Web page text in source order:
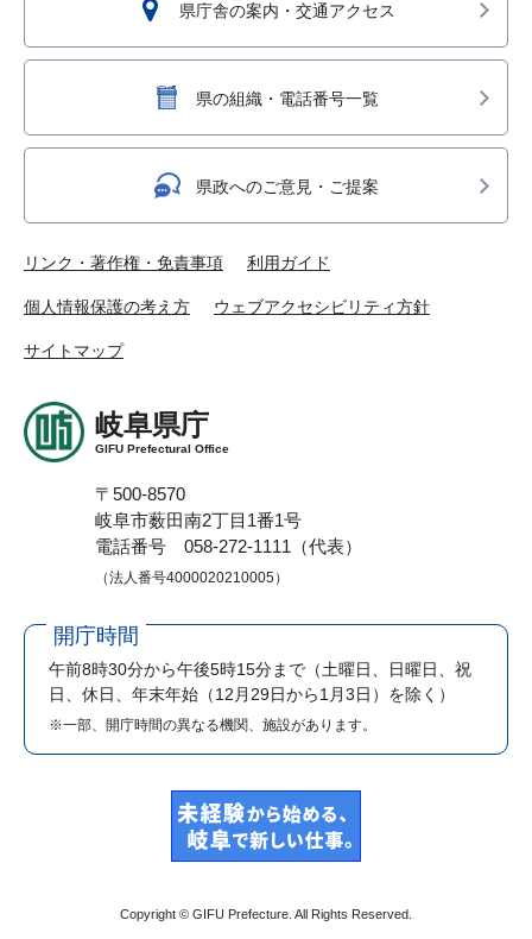
県庁舎の案内・交通アクセス
県の組織・電話番号一覧
県政へのご意見・ご提案
リンク・著作権・免責事項 利用ガイド
個人情報保護の考え方 ウェブアクセシビリティ方針
サイトマップ
岐阜県庁
GIFU Prefectural Office
〒500-8570
岐阜市薮田南2丁目1番1号
電話番号 058-272-1111（代表）
（法人番号4000020210005）
開庁時間
午前8時30分から午後5時15分まで （土曜日、日曜日、祝
日、休日、年末年始（12月29日から1月3日）を除く）
※一部、開庁時間の異なる機関、施設があります。
Copyright © GIFU Prefecture. All Rights Reserved.